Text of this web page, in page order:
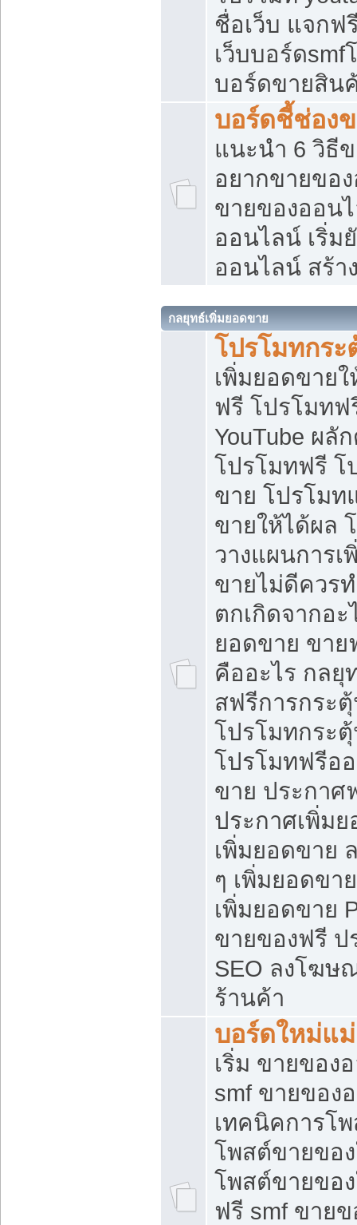
ชื่อเว็บ แจกฟ
เว็บบอร์ดsmf
บอร์ดขายสิน
บอร์ดชี้ช่อง
แนะนำ 6 วิธี
อยากขายขอ
ขายของออน
ออนไลน์ เริ่ม
ออนไลน์ สร้า
กลยุทธ์เพิ่มยอดขาย
โปรโมทกร
เพิ่มยอดขายใ
ฟรี โปรโมทฟ
YouTube ผลั
โปรโมทฟรี โ
ขาย โปรโมท
ขายให้ได้ผล
วางแผนการ
ขายไม่ดีควร
ตกเกิดจากอะ
ยอดขาย ขาย
คืออะไร กลยุ
สฟรีการกระ
โปรโมทกระ
โปรโมทฟรีอ
ขาย ประกาศ
ประกาศเพิ่ม
เพิ่มยอดขาย
ๆ เพิ่มยอดขา
เพิ่มยอดขาย
ขายของฟรี ป
SEO ลงโฆษ
ร้านค้า
บอร์ดใหม่แ
เริ่ม ขายของ
smf ขายของ
เทคนิคการโ
โพสต์ขายขอ
โพสต์ขายขอ
ฟรี smf ขาย